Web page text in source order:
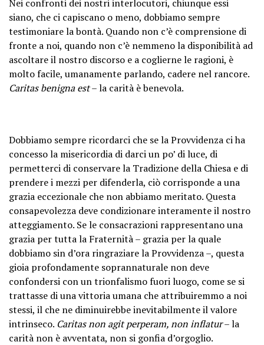
Nei confronti dei nostri interlocutori, chiunque essi
siano, che ci capiscano o meno, dobbiamo sempre
testimoniare la bontà. Quando non c’è comprensione di
fronte a noi, quando non c’è nemmeno la disponibilità ad
ascoltare il nostro discorso e a coglierne le ragioni, è
molto facile, umanamente parlando, cadere nel rancore.
Caritas benigna est– la carità è benevola.
Dobbiamo sempre ricordarci che se la Provvidenza ci ha
concesso la misericordia di darci un po’ di luce, di
permetterci di conservare la Tradizione della Chiesa e di
prendere i mezzi per difenderla, ciò corrisponde a una
grazia eccezionale che non abbiamo meritato. Questa
consapevolezza deve condizionare interamente il nostro
atteggiamento. Se le consacrazioni rappresentano una
grazia per tutta la Fraternità – grazia per la quale
dobbiamo sin d’ora ringraziare la Provvidenza –, questa
gioia profondamente soprannaturale non deve
confondersi con un trionfalismo fuori luogo, come se si
trattasse di una vittoria umana che attribuiremmo a noi
stessi, il che ne diminuirebbe inevitabilmente il valore
intrinseco. Caritas non agit perperam, non inflatur– la
carità non è avventata, non si gonfia d’orgoglio.